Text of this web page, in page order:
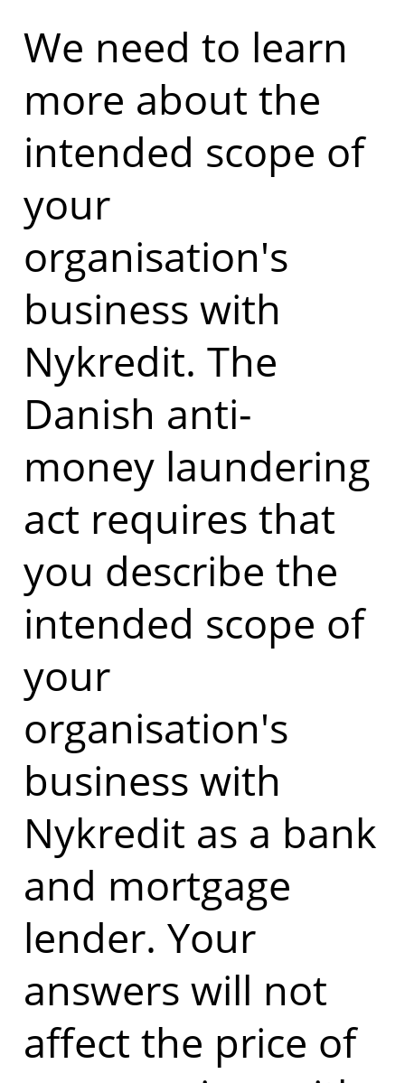
We need to learn
more about the
intended scope of
your
organisation's
business with
Nykredit. The
Danish anti-
money laundering
act requires that
you describe the
intended scope of
your
organisation's
business with
Nykredit as a bank
and mortgage
lender. Your
answers will not
affect the price of